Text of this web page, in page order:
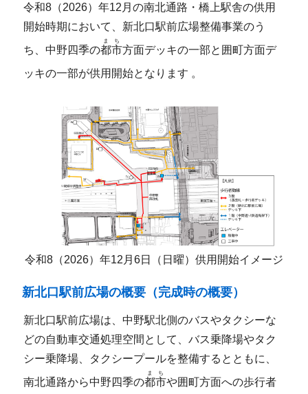
令和8（2026）年12月の南北通路・橋上駅舎の供用
開始時期において、新北口駅前広場整備事業のう
ち、中野四季の都市
まち
方面デッキの一部と囲町方面デ
ッキの一部が供用開始となります 。
令和8（2026）年12月6日（日曜）供用開始イメージ
新北口駅前広場の概要（完成時の概要）
新北口駅前広場は、中野駅北側のバスやタクシーな
どの自動車交通処理空間として、バス乗降場やタク
シー乗降場、タクシープールを整備するとともに、
南北通路から中野四季の都市
まち
や囲町方面への歩行者